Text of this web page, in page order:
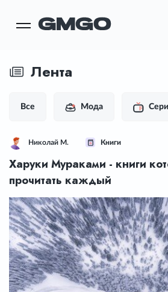
Лента
Все Мода
Николай М. Книги
Харуки Мураками - книги
прочитать каждый